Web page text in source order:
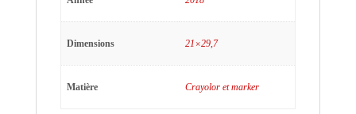
Dimensions 21×29,7
Matière Crayolor et marker